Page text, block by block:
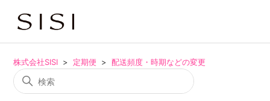
株式会社SISI 定期便 配送頻度・時期などの変更